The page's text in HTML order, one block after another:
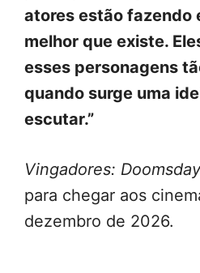
atores estão fazendo
melhor que existe.
esses personagens
quando surge uma
escutar.”
Vingadores: Doomsday
para chegar aos
dezembro de 2026.